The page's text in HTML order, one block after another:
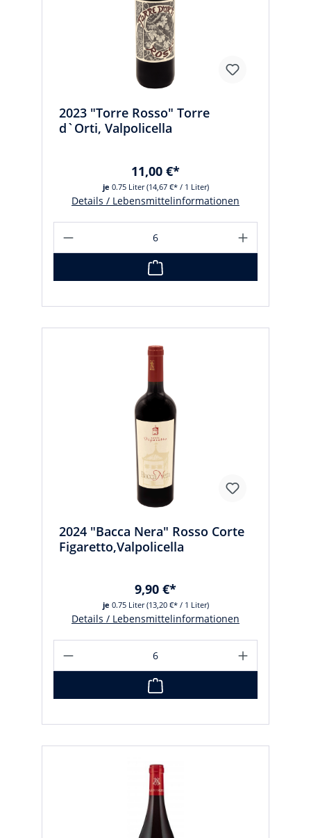
2023 "Torre Rosso" Torre
d`Orti, Valpolicella
je 0.75 Liter(14,67 €* / 1 Liter)
11,00 €*
Details / Lebensmittelinformationen
2024 "Bacca Nera" Rosso Corte
Figaretto,Valpolicella
je 0.75 Liter(13,20 €* / 1 Liter)
9,90 €*
Details / Lebensmittelinformationen